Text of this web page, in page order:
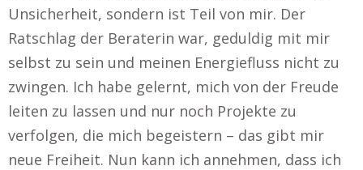
Unsicherheit, sondern ist Teil von mir. Der
Ratschlag der Beraterin war, geduldig mit mir
selbst zu sein und meinen Energiefluss nicht zu
zwingen. Ich habe gelernt, mich von der Freude
leiten zu lassen und nur noch Projekte zu
verfolgen, die mich begeistern – das gibt mir
neue Freiheit. Nun kann ich annehmen, dass ich